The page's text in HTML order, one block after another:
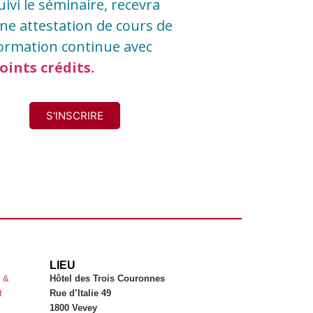
complexe pour les
caisses de pensions. La
méthode utilisée pour
cette rencontre est à la
échanges d'idées, mais
également des contacts
le séminaire, recevra
attestation de cours de
continue avec
crédits.
S'INSCRIRE
&
LIEU
Hôtel des Trois Couronnes
Rue d’Italie 49
1800 Vevey